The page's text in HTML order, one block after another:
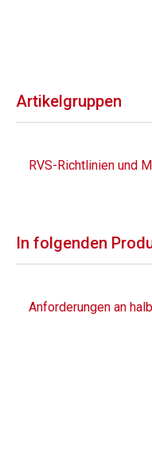
Artikelgruppen
RVS-Richtlinien und
In folgenden
Anforderungen an